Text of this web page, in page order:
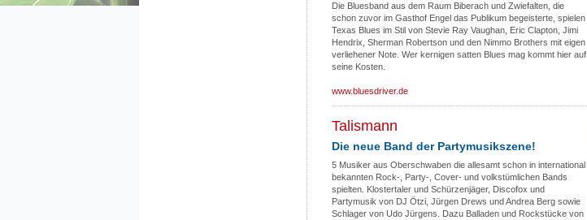
Die Bluesband aus dem Raum Biberach und Zwiefalten, die
schon zuvor im Gasthof Engel das Publikum begeisterte, spielen
Texas Blues im Stil von Stevie Ray Vaughan, Eric Clapton, Jimi
Hendrix, Sherman Robertson und den Nimmo Brothers mit eigen
verliehener Note. Wer kernigen satten Blues mag kommt hier auf
seine Kosten.
www.bluesdriver.de
Talismann
Die neue Band der Partymusikszene!
5 Musiker aus Oberschwaben die allesamt schon in international
bekannten Rock-, Party-, Cover- und volkstümlichen Bands
spielten. Klostertaler und Schürzenjäger, Discofox und
Partymusik von DJ Ötzi, Jürgen Drews und Andrea Berg sowie
Schlager von Udo Jürgens. Dazu Balladen und Rockstücke von